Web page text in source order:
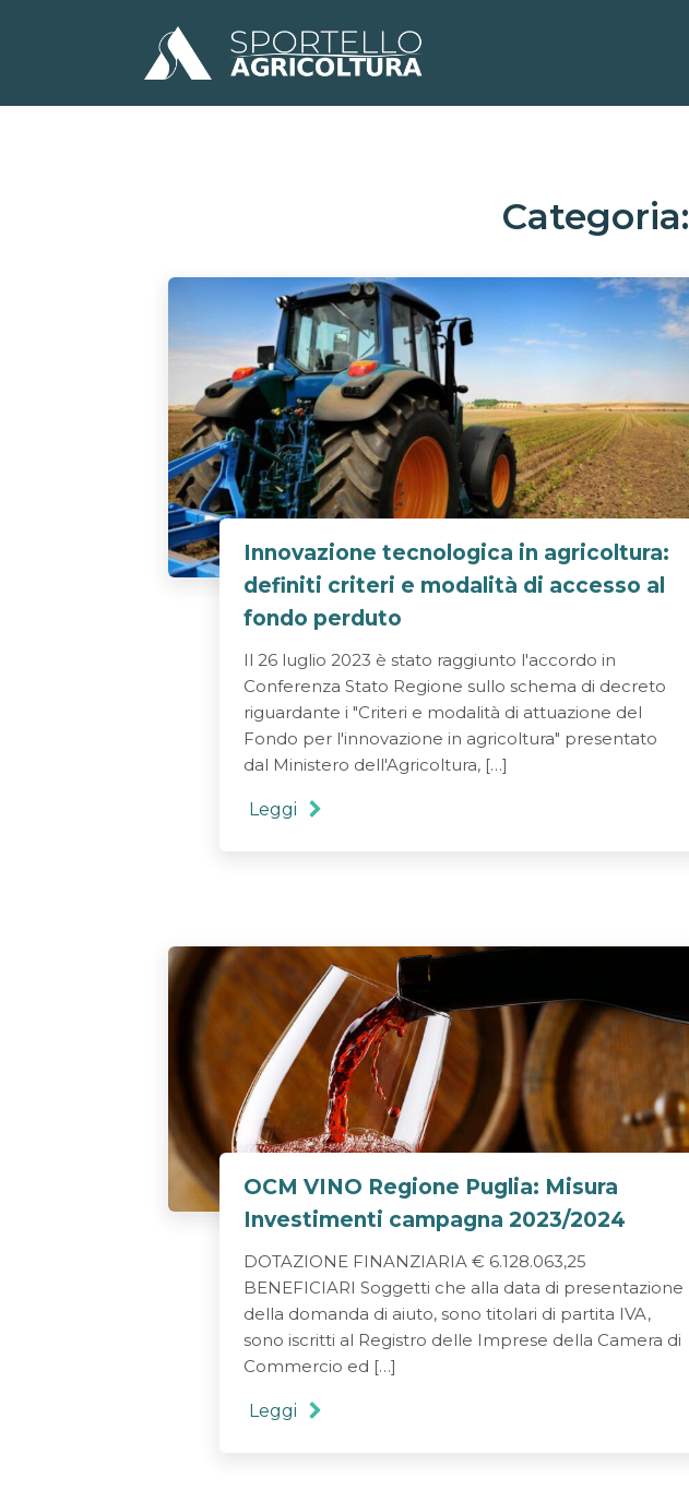
Categoria:
Innovazione tecnologica in agricoltura:
definiti criteri e modalità di accesso al
fondo perduto
Il 26 luglio 2023 è stato raggiunto l'accordo in
Conferenza Stato Regione sullo schema di decreto
riguardante i "Criteri e modalità di attuazione del
Fondo per l'innovazione in agricoltura" presentato
dal Ministero dell'Agricoltura, […]
Leggi
OCM VINO Regione Puglia: Misura
Investimenti campagna 2023/2024
DOTAZIONE FINANZIARIA € 6.128.063,25
BENEFICIARI Soggetti che alla data di presentazione
della domanda di aiuto, sono titolari di partita IVA,
sono iscritti al Registro delle Imprese della Camera di
Commercio ed […]
Leggi